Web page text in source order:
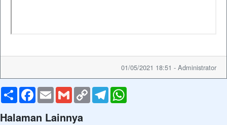
01/05/2021 18:51 - Administrator
ShareFacebook
EmailGmailCopy
Link
Telegram
Halaman Lainnya